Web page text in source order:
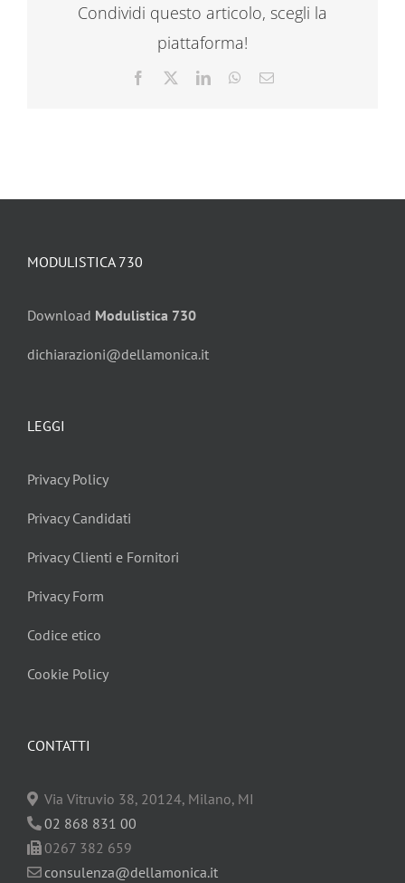
Condividi questo articolo, scegli la
piattaforma!
Facebook LinkedInWhatsApp
Email
CONTATTI
Via Vitruvio 38, 20124, Milano, MI
02 868 831 00
0267 382 659
consulenza@dellamonica.it
MODULISTICA 730
Download Modulistica 730
dichiarazioni@dellamonica.it
LEGGI
Privacy Policy
Privacy Candidati
Privacy Clienti e Fornitori
Privacy Form
Codice etico
Cookie Policy